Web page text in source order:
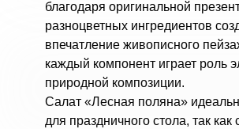
благодаря оригинальной
разноцветных ингредиентов
впечатление живописного
каждый компонент играет роль
природной композиции.
Салат «Лесная поляна»
для праздничного стола, так как